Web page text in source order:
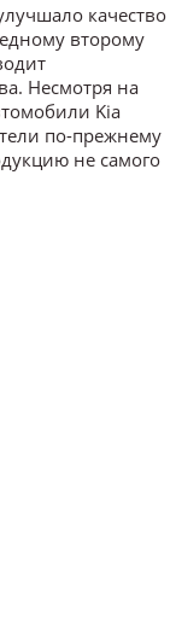
качество
второму
Несмотря на
Kia
по-прежнему
не самого